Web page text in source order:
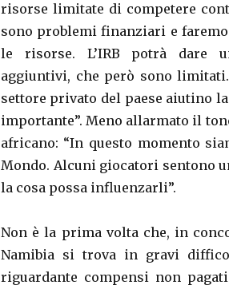
risorse limitate di competere
sono problemi finanziari e
le risorse. L’IRB potrà dare
aggiuntivi, che però sono
settore privato del paese aiutino
importante”. Meno allarmato il
africano: “In questo momento
Mondo. Alcuni giocatori sentono
la cosa possa influenzarli”.
Non è la prima volta che, in
Namibia si trova in gravi
riguardante compensi non